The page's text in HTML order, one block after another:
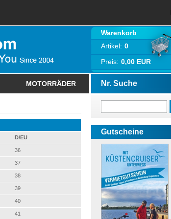
Warenkorb
Artikel: 0
Preis: 0,00 EUR
MOTORRÄDER
D/EU
36
37
38
39
40
41
Nr. Suche
Gutscheine